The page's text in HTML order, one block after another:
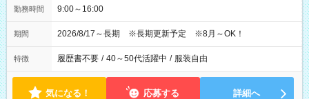
勤務時間 9:00～16:00
期間 2026/8/17～長期 ※長期更新予定 ※8月～OK！
特徴 履歴書不要 / 40～50代活躍中 / 服装自由
気になる！ 応募する 詳細へ